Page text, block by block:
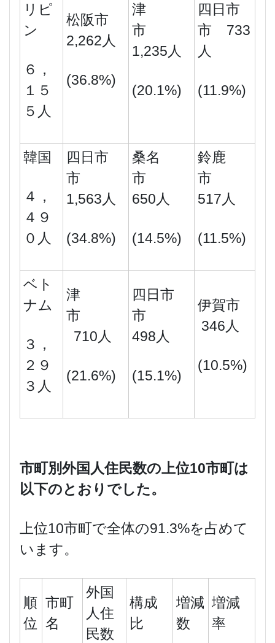
リピ
ン
６，
１５
５人
松阪市
2,262人
(36.8%)
津
市
1,235人
(20.1%)
四日市
市 733
人
(11.9%)
韓国
４，
４９
０人
四日市
市
1,563人
(34.8%)
桑名
市
650人
(14.5%)
鈴鹿
市
517人
(11.5%)
ベト
ナム
３，
２９
３人
津
市
710人
(21.6%)
四日市
市
498人
(15.1%)
伊賀市
346人
(10.5%)
市町別外国人住民数の上位10市町は
以下のとおりでした。
上位10市町で全体の91.3%を占めて
います。
順
位
市町
名
外国
人住
民数
構成
比
増減
数
増減
率